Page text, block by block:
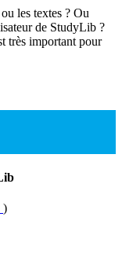
les textes ? Ou
de StudyLib ?
très important pour
)